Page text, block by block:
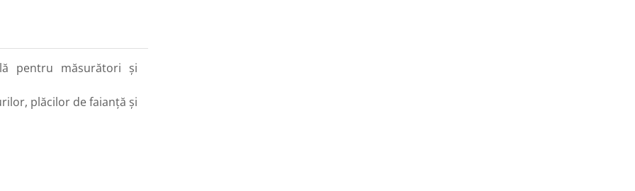
pentru măsurători și
plăcilor de faianță și